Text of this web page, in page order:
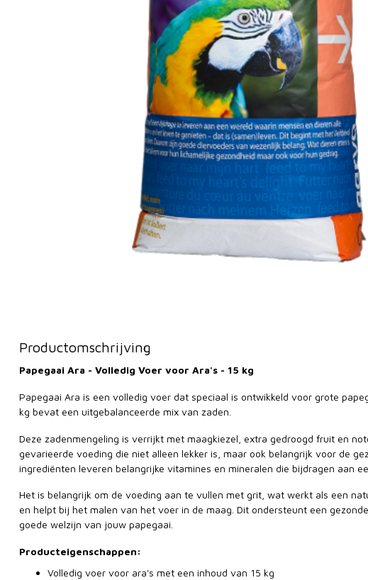
Productomschrijving
Papegaai Ara - Volledig Voer voor Ara's - 15 kg
Papegaai Ara is een volledig voer dat speciaal is ontwikkeld voor grote
kg bevat een uitgebalanceerde mix van zaden.
Deze zadenmengeling is verrijkt met maagkiezel, extra gedroogd fruit en
gevarieerde voeding die niet alleen lekker is, maar ook belangrijk voor de
ingrediënten leveren belangrijke vitamines en mineralen die bijdragen aan
Het is belangrijk om de voeding aan te vullen met grit, wat werkt als een
en helpt bij het malen van het voer in de maag. Dit ondersteunt een
goede welzijn van jouw papegaai.
Producteigenschappen:
Volledig voer voor ara's met een inhoud van 15 kg